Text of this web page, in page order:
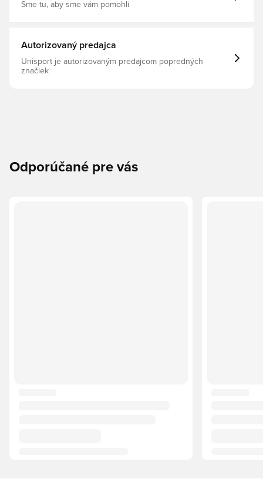
Sme tu, aby sme vám pomohli
Autorizovaný predajca
Unisport je autorizovaným predajcom popredných
značiek
Odporúčané pre vás